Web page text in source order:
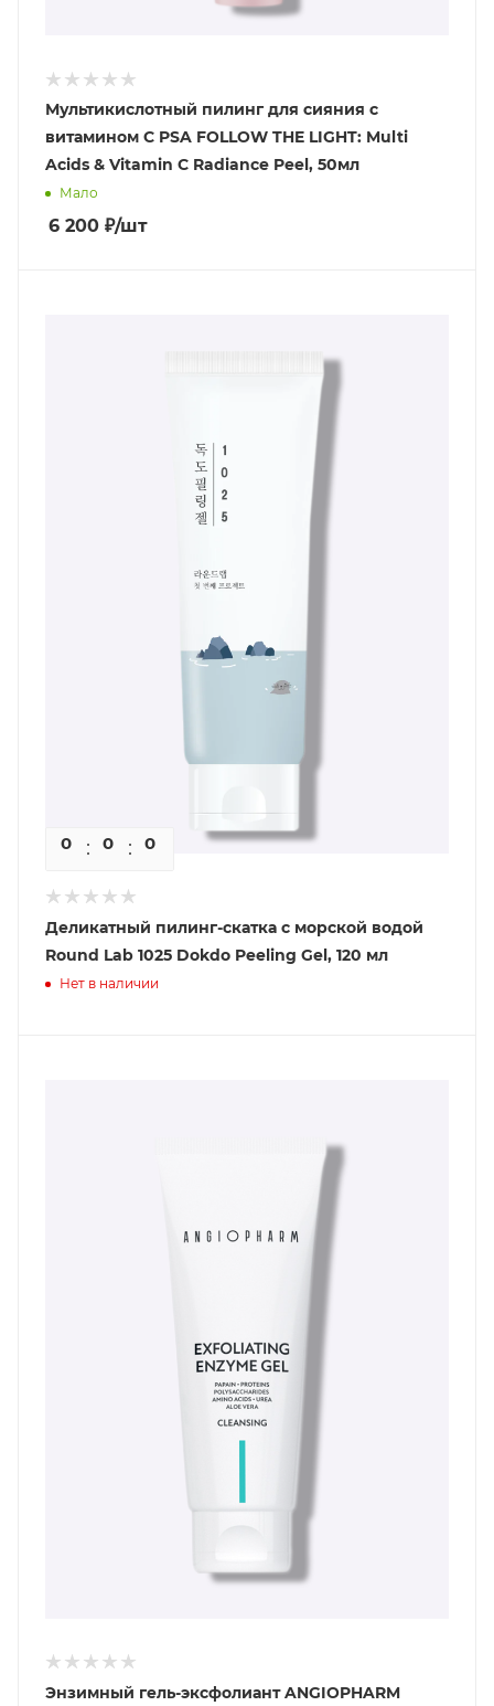
Мультикислотный пилинг для сияния с
витамином C PSA FOLLOW THE LIGHT: Multi
Acids & Vitamin C Radiance Peel, 50мл
Мало
6 200 ₽/шт
0 0 0
Деликатный пилинг-скатка с морской водой
Round Lab 1025 Dokdo Peeling Gel, 120 мл
Нет в наличии
Энзимный гель-эксфолиант ANGIOPHARM